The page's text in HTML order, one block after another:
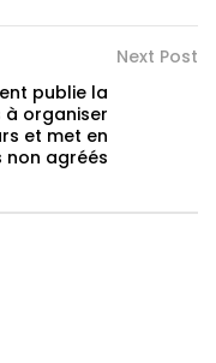
Next Post
publie la
à organiser
et met en
agréés